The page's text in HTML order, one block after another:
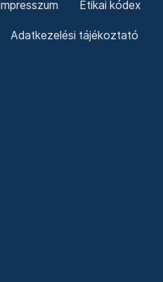
Impresszum Etikai kódex
Adatkezelési tájékoztató